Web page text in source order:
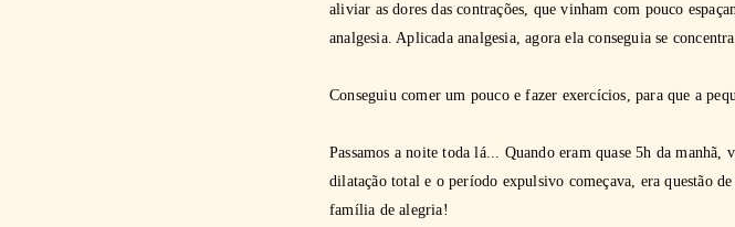
aliviar as dores das contrações, que vinham com pouco
analgesia. Aplicada analgesia, agora ela conseguia se
Conseguiu comer um pouco e fazer exercícios, para que a
Passamos a noite toda lá... Quando eram quase 5h da
dilatação total e o período expulsivo começava, era questão
família de alegria!